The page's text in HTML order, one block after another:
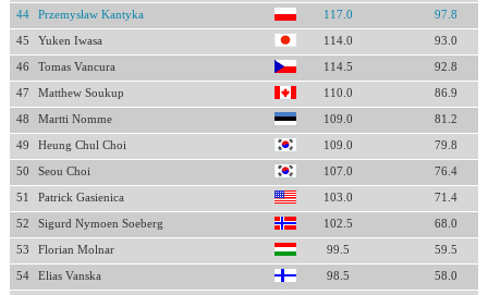
44 Przemysław Kantyka 117.0 97.8
45 Yuken Iwasa 114.0 93.0
46 Tomas Vancura 114.5 92.8
47 Matthew Soukup 110.0 86.9
48 Martti Nomme 109.0 81.2
49 Heung Chul Choi 109.0 79.8
50 Seou Choi 107.0 76.4
51 Patrick Gasienica 103.0 71.4
52 Sigurd Nymoen Soeberg 102.5 68.0
53 Florian Molnar 99.5 59.5
54 Elias Vanska 98.5 58.0